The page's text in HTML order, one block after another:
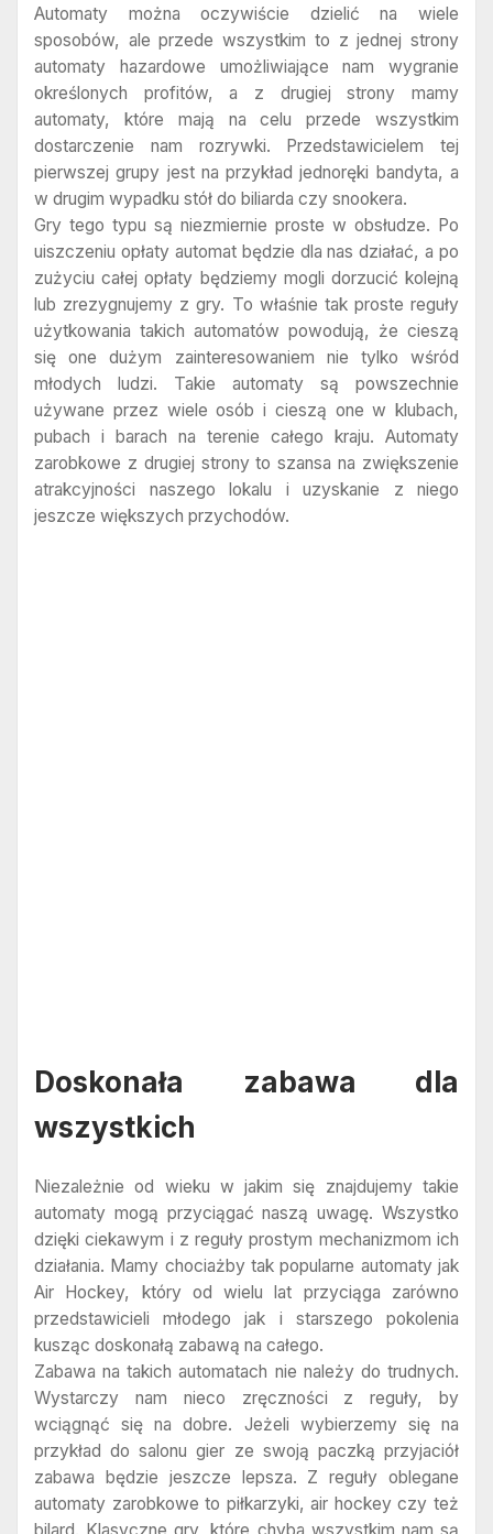
Automaty można oczywiście dzielić na wiele
sposobów, ale przede wszystkim to z jednej strony
automaty hazardowe umożliwiające nam wygranie
określonych profitów, a z drugiej strony mamy
automaty, które mają na celu przede wszystkim
dostarczenie nam rozrywki. Przedstawicielem tej
pierwszej grupy jest na przykład jednoręki bandyta, a
w drugim wypadku stół do biliarda czy snookera.
Gry tego typu są niezmiernie proste w obsłudze. Po
uiszczeniu opłaty automat będzie dla nas działać, a po
zużyciu całej opłaty będziemy mogli dorzucić kolejną
lub zrezygnujemy z gry. To właśnie tak proste reguły
użytkowania takich automatów powodują, że cieszą
się one dużym zainteresowaniem nie tylko wśród
młodych ludzi. Takie automaty są powszechnie
używane przez wiele osób i cieszą one w klubach,
pubach i barach na terenie całego kraju. Automaty
zarobkowe z drugiej strony to szansa na zwiększenie
atrakcyjności naszego lokalu i uzyskanie z niego
jeszcze większych przychodów.
Doskonała zabawa dla
wszystkich
Niezależnie od wieku w jakim się znajdujemy takie
automaty mogą przyciągać naszą uwagę. Wszystko
dzięki ciekawym i z reguły prostym mechanizmom ich
działania. Mamy chociażby tak popularne automaty jak
Air Hockey, który od wielu lat przyciąga zarówno
przedstawicieli młodego jak i starszego pokolenia
kusząc doskonałą zabawą na całego.
Zabawa na takich automatach nie należy do trudnych.
Wystarczy nam nieco zręczności z reguły, by
wciągnąć się na dobre. Jeżeli wybierzemy się na
przykład do salonu gier ze swoją paczką przyjaciół
zabawa będzie jeszcze lepsza. Z reguły oblegane
automaty zarobkowe to piłkarzyki, air hockey czy też